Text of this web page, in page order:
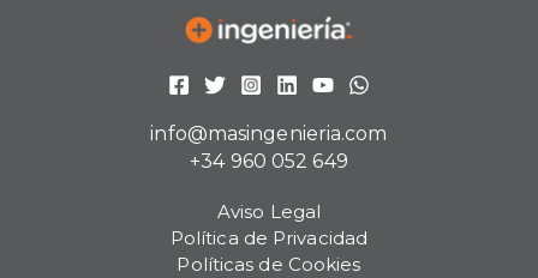
info@masingenieria.com
+34 960 052 649
Aviso Legal
Política de Privacidad
Políticas de Cookies